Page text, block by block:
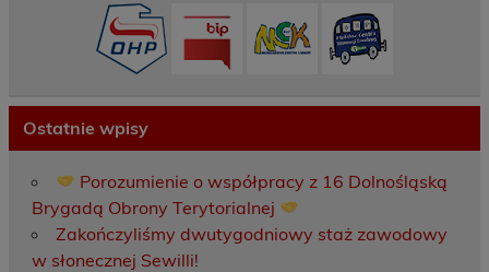
Ostatnie wpisy
Porozumienie o współpracy z 16 Dolnośląską
Brygadą Obrony Terytorialnej
Zakończyliśmy dwutygodniowy staż zawodowy
w słonecznej Sewilli!